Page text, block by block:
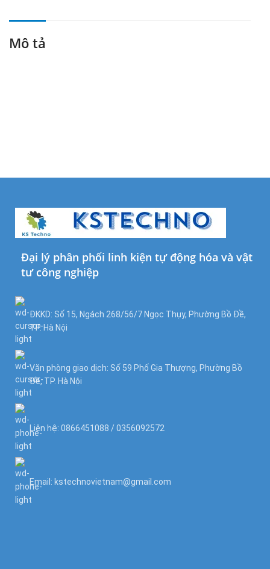
Mô tả
Đại lý phân phối linh kiện tự động hóa và vật
tư công nghiệp
ĐKKD: Số 15, Ngách 268/56/7 Ngọc Thụy, Phường Bồ Đề,
TP. Hà Nội
Văn phòng giao dịch: Số 59 Phố Gia Thượng, Phường Bồ
Đề, TP. Hà Nội
Liên hệ: 0866451088 / 0356092572
Email: kstechnovietnam@gmail.com